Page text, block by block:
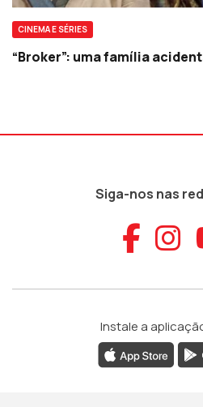
CINEMA E SÉRIES
“Broker”: uma família
Siga-nos nas
Instale a